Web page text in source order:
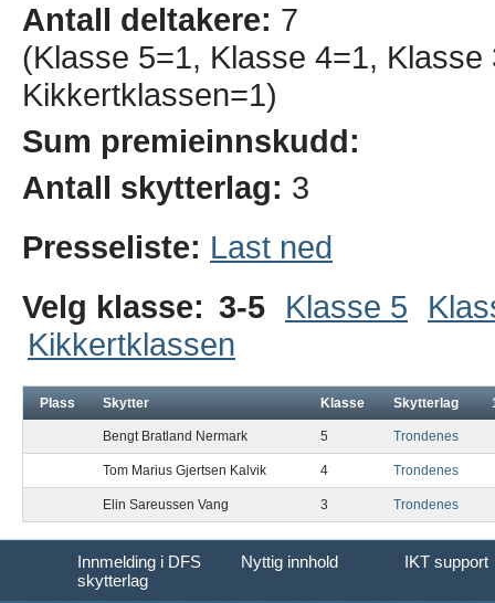
Antall deltakere: 7
(Klasse 5=1, Klasse 4=1,
Kikkertklassen=1)
Sum premieinnskudd:
Antall skytterlag: 3
Presseliste: Last ned
Velg klasse: 3-5 Klasse 5
Kikkertklassen
Plass Skytter Klasse Skytterlag
Bengt Bratland Nermark 5 Trondenes
Tom Marius Gjertsen Kalvik 4 Trondenes
Elin Sareussen Vang 3 Trondenes
Innmelding i DFS
skytterlag
Nyttig innhold IKT support